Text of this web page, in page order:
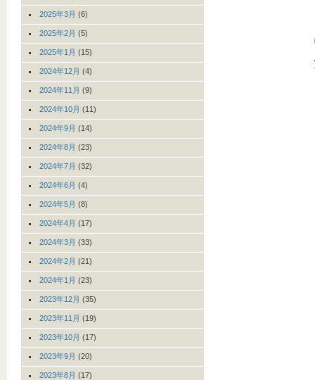
2025年3月 (6)
2025年2月 (5)
2025年1月 (15)
2024年12月 (4)
2024年11月 (9)
2024年10月 (11)
2024年9月 (14)
2024年8月 (23)
2024年7月 (32)
2024年6月 (4)
2024年5月 (8)
2024年4月 (17)
2024年3月 (33)
2024年2月 (21)
2024年1月 (23)
2023年12月 (35)
2023年11月 (19)
2023年10月 (17)
2023年9月 (20)
2023年8月 (17)